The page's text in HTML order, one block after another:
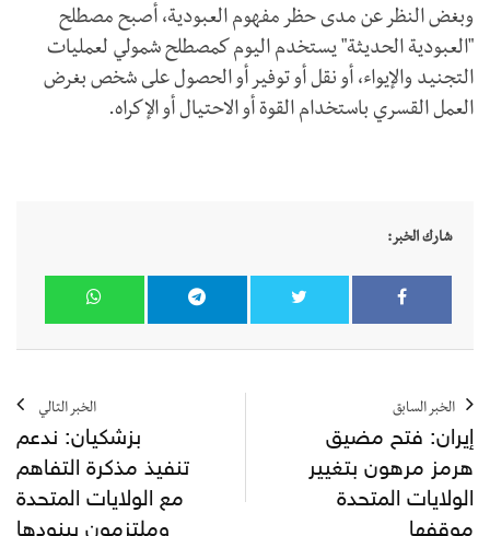
وبغض النظر عن مدى حظر مفهوم العبودية، أصبح مصطلح
"العبودية الحديثة" يستخدم اليوم كمصطلح شمولي لعمليات
التجنيد والإيواء، أو نقل أو توفير أو الحصول على شخص بغرض
العمل القسري باستخدام القوة أو الاحتيال أو الإكراه.
شارك الخبر:
الخبر السابق
إيران: فتح مضيق
هرمز مرهون بتغيير
الولايات المتحدة
موقفها
الخبر التالي
بزشكيان: ندعم
تنفيذ مذكرة التفاهم
مع الولايات المتحدة
وملتزمون ببنودها